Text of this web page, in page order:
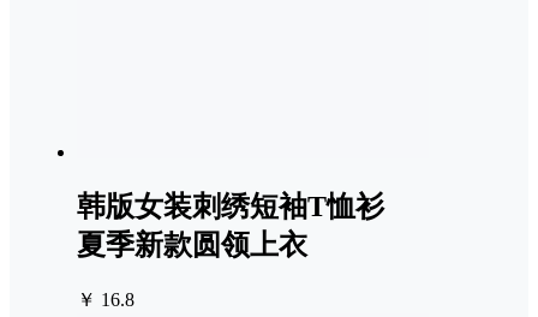
韩版女装刺绣短袖T恤衫
夏季新款圆领上衣
￥ 16.8